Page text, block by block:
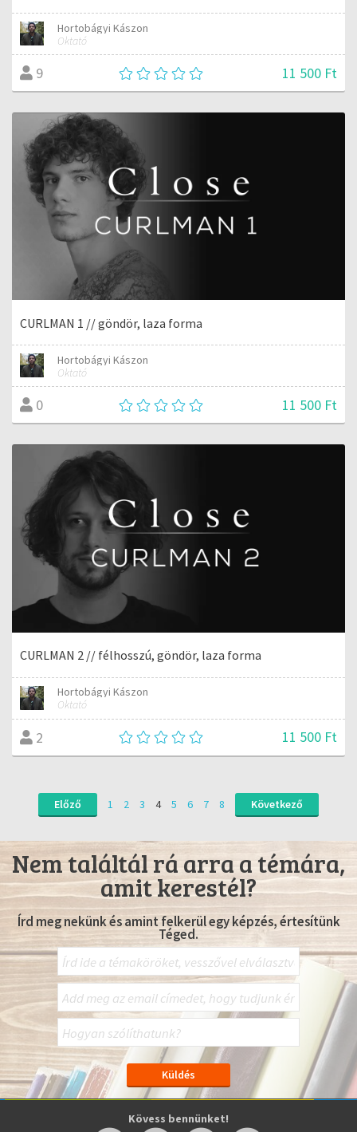
Hortobágyi Kászon
Oktató
9 11 500 Ft
CURLMAN 1 // göndör, laza forma
Hortobágyi Kászon
Oktató
0 11 500 Ft
CURLMAN 2 // félhosszú, göndör, laza forma
Hortobágyi Kászon
Oktató
2 11 500 Ft
Előző 1 2 3 4 5 6 7 8 Következő
Nem találtál rá arra a témára,
amit kerestél?
Írd meg nekünk és amint felkerül egy képzés, értesítünk
Téged.
Kövess bennünket!